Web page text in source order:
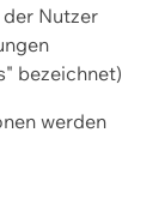
Nutzer
bezeichnet)
werden